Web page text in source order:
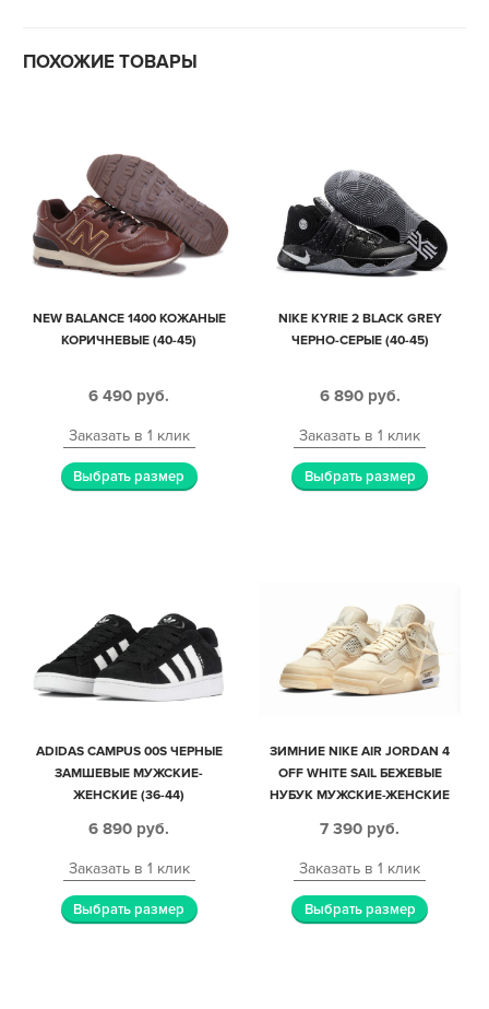
ПОХОЖИЕ ТОВАРЫ
NEW BALANCE 1400 КОЖАНЫЕ
КОРИЧНЕВЫЕ (40-45)
6 490 руб.
Заказать в 1 клик
Выбрать размер
NIKE KYRIE 2 BLACK GREY
ЧЕРНО-СЕРЫЕ (40-45)
6 890 руб.
Заказать в 1 клик
Выбрать размер
ADIDAS CAMPUS 00S ЧЕРНЫЕ
ЗАМШЕВЫЕ МУЖСКИЕ-
ЖЕНСКИЕ (36-44)
6 890 руб.
Заказать в 1 клик
Выбрать размер
ЗИМНИЕ NIKE AIR JORDAN 4
OFF WHITE SAIL БЕЖЕВЫЕ
НУБУК МУЖСКИЕ-ЖЕНСКИЕ
7 390 руб.
Заказать в 1 клик
Выбрать размер